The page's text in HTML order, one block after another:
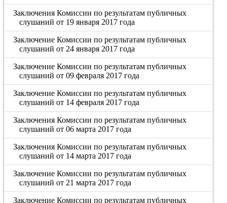
Заключения Комиссии по результатам публичных
слушаний от 19 января 2017 года
Заключение Комиссии по результатам публичных
слушаний от 24 января 2017 года
Заключение Комиссии по результатам публичных
слушаний от 09 февраля 2017 года
Заключение Комиссии по результатам публичных
слушаний от 14 февраля 2017 года
Заключения Комиссии по результатам публичных
слушаний от 06 марта 2017 года
Заключения Комиссии по результатам публичных
слушаний от 14 марта 2017 года
Заключение Комиссии по результатам публичных
слушаний от 21 марта 2017 года
Заключение Комиссии по результатам публичных